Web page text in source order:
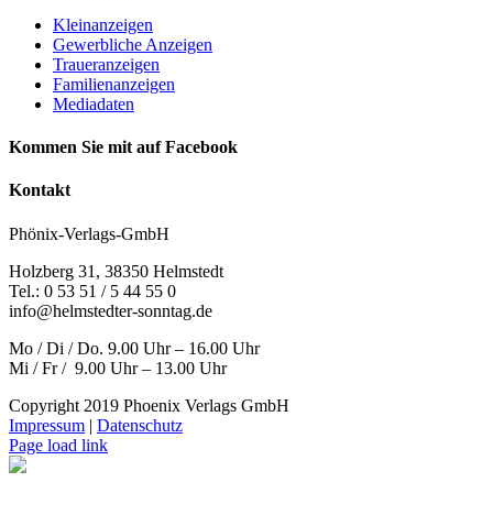
Kleinanzeigen
Gewerbliche Anzeigen
Traueranzeigen
Familienanzeigen
Mediadaten
Kommen Sie mit auf Facebook
Kontakt
Phönix-Verlags-GmbH
Holzberg 31, 38350 Helmstedt
Tel.: 0 53 51 / 5 44 55 0
info@helmstedter-sonntag.de
Mo / Di / Do. 9.00 Uhr – 16.00 Uhr
Mi / Fr / 9.00 Uhr – 13.00 Uhr
Copyright 2019 Phoenix Verlags GmbH
Impressum | Datenschutz
Page load link